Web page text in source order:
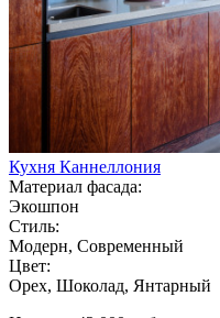
Кухня Каннеллония
Материал фасада:
Экошпон
Стиль:
Модерн, Современный
Цвет:
Орех, Шоколад, Янтарный